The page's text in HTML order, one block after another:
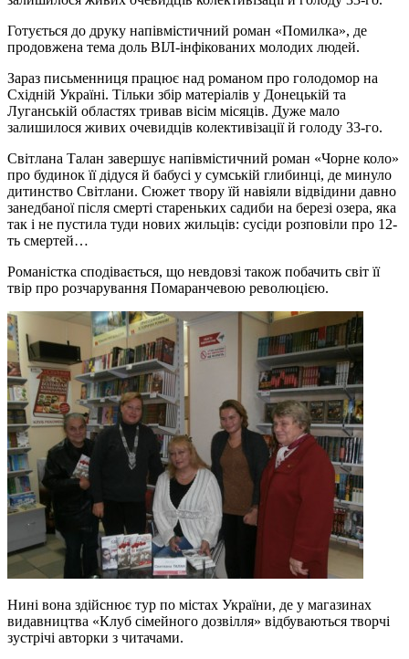
Готується до друку напівмістичний роман «Помилка», де
продовжена тема доль ВІЛ-інфікованих молодих людей.
Зараз письменниця працює над романом про голодомор на
Східній Україні. Тільки збір матеріалів у Донецькій та
Луганській областях тривав вісім місяців. Дуже мало
залишилося живих очевидців колективізації й голоду 33-го.
Світлана Талан завершує напівмістичний роман «Чорне коло»
про будинок її дідуся й бабусі у сумській глибинці, де минуло
дитинство Світлани. Сюжет твору їй навіяли відвідини давно
занедбаної після смерті стареньких садиби на березі озера, яка
так і не пустила туди нових жильців: сусіди розповіли про 12-
ть смертей…
Романістка сподівається, що невдовзі також побачить світ її
твір про розчарування Помаранчевою революцією.
Нині вона здійснює тур по містах України, де у магазинах
видавництва «Клуб сімейного дозвілля» відбуваються творчі
зустрічі авторки з читачами.